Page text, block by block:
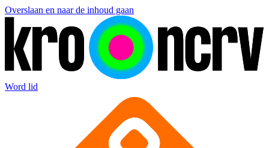
Overslaan en naar de inhoud gaan
Word lid